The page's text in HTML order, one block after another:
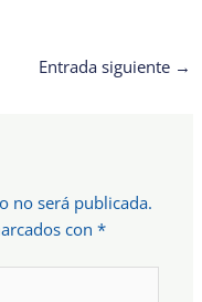
Entrada siguiente →
no será publicada.
con*